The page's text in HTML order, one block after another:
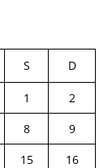
S D
1
2
8
9
15
16